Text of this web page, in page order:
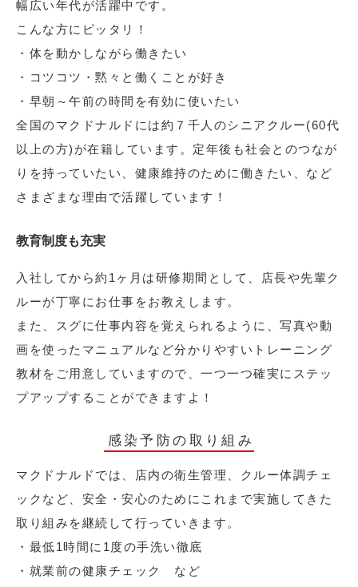
幅広い年代が活躍中です。
こんな方にピッタリ！
・体を動かしながら働きたい
・コツコツ・黙々と働くことが好き
・早朝～午前の時間を有効に使いたい
全国のマクドナルドには約７千人のシニアクルー(60代
以上の方)が在籍しています。定年後も社会とのつなが
りを持っていたい、健康維持のために働きたい、など
さまざまな理由で活躍しています！
教育制度も充実
入社してから約1ヶ月は研修期間として、店長や先輩ク
ルーが丁寧にお仕事をお教えします。
また、スグに仕事内容を覚えられるように、写真や動
画を使ったマニュアルなど分かりやすいトレーニング
教材をご用意していますので、一つ一つ確実にステッ
プアップすることができますよ！
感染予防の取り組み
マクドナルドでは、店内の衛生管理、クルー体調チェ
ックなど、安全・安心のためにこれまで実施してきた
取り組みを継続して行っていきます。
・最低1時間に1度の手洗い徹底
・就業前の健康チェック など